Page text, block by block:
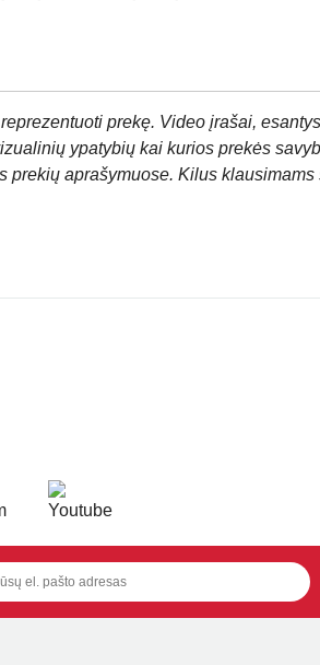
prekę. Video įrašai,
ypatybių kai kurios prekės
aprašymuose. Kilus